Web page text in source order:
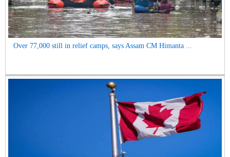
Over 77,000 still in relief camps, says Assam CM Himanta ...